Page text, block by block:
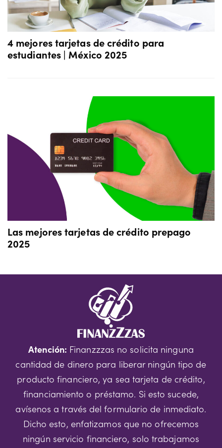
4 mejores tarjetas de crédito para
estudiantes | México 2025
Las mejores tarjetas de crédito prepago
2025
Atención: Finanzzzas no solicita ninguna
cantidad de dinero para liberar ningún tipo de
producto financiero, ya sea tarjeta de crédito,
financiamiento o préstamo. Si esto sucede,
avísenos a través del formulario de inmediato.
Dicho esto, enfatizamos que no ofrecemos
ningún servicio financiero, solo trabajamos